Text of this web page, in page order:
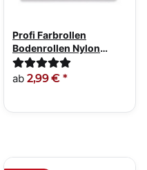
Profi Farbrollen
Bodenrollen Nylon
18cm-60cm-13mm Flor
ab 2,99 € *